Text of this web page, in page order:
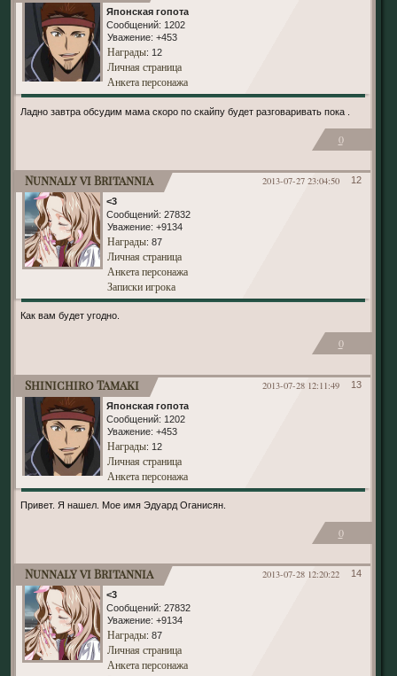
Японская гопота
Сообщений: 1202
Уважение: +453
Награды: 12
Личная страница
Анкета персонажа
Ладно завтра обсудим мама скоро по скайпу будет разговаривать пока .
0
12
2013-07-27 23:04:50
Nunnaly vi Britannia
<3
Сообщений: 27832
Уважение: +9134
Награды: 87
Личная страница
Анкета персонажа
Записки игрока
Как вам будет угодно.
0
13
2013-07-28 12:11:49
Shinichiro Tamaki
Японская гопота
Сообщений: 1202
Уважение: +453
Награды: 12
Личная страница
Анкета персонажа
Привет. Я нашел. Мое имя Эдуард Оганисян.
0
14
2013-07-28 12:20:22
Nunnaly vi Britannia
<3
Сообщений: 27832
Уважение: +9134
Награды: 87
Личная страница
Анкета персонажа